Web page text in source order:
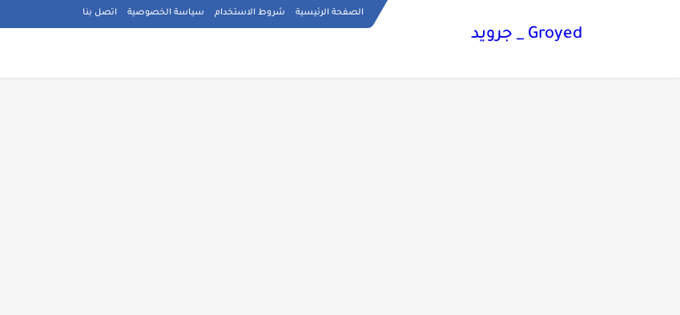
الصفحة الرئيسية شروط الاستخدام سياسة الخصوصية اتصل بنا
Groyed _ جرويد